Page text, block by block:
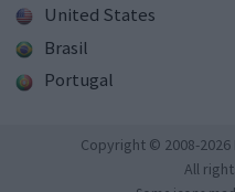
United States
Brasil
Portugal
Copyright © 2008-2026
All